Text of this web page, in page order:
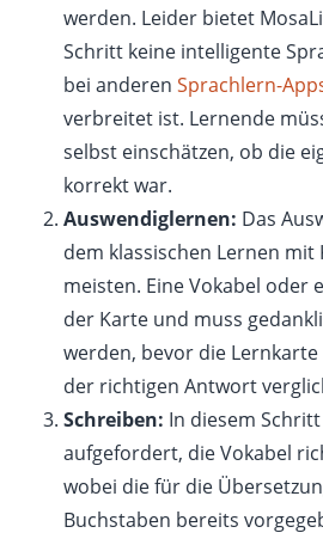
werden. Leider bietet
Schritt keine intelligente
bei anderenSprachlern-
verbreitet ist. Lernende
selbst einschätzen, ob die
korrekt war.
Auswendiglernen: Das
dem klassischen Lernen
meisten. Eine Vokabel oder
der Karte und muss
werden, bevor die
der richtigen Antwort
Schreiben: In diesem
aufgefordert, die Vokabel
wobei die für die
Buchstaben bereits